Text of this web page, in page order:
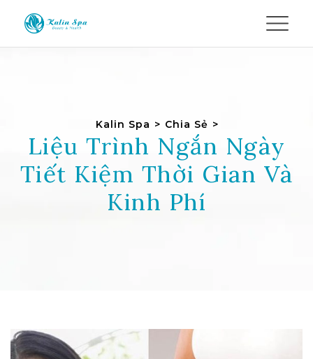
Kalin Spa > Chia Sẻ >
Liệu Trình Ngắn Ngày
Tiết Kiệm Thời Gian Và
Kinh Phí